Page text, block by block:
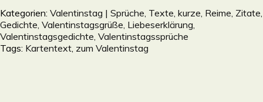
Kategorien: Valentinstag | Sprüche, Texte, kurze, Reime, Zitate,
Gedichte, Valentinstagsgrüße, Liebeserklärung,
Valentinstagsgedichte, Valentinstagssprüche
Tags: Kartentext zum Valentinstag